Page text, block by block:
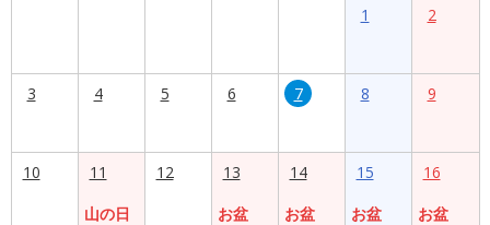
1 2
3 4 5 6 7 8 9
10
11
山の日
12
13
お盆
14
お盆
15
お盆
16
お盆